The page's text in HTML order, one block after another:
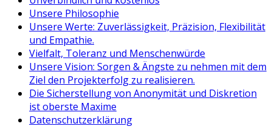
Unsere Philosophie
Unsere Werte: Zuverlässigkeit, Präzision, Flexibilität
und Empathie.
Vielfalt, Toleranz und Menschenwürde
Unsere Vision: Sorgen & Ängste zu nehmen mit dem
Ziel den Projekterfolg zu realisieren.
Die Sicherstellung von Anonymität und Diskretion
ist oberste Maxime
Datenschutzerklärung